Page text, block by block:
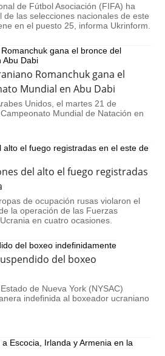
de Fútbol Asociación (FIFA) ha
de las selecciones nacionales de este
en el puesto 25, informa Ukrinform.
Romanchuk gana el
Mundial en Abu Dabi
Unidos, el martes 21 de
Mundial de Natación en
del alto el fuego registradas
de ocupación rusas violaron el
la operación de las Fuerzas
en cuatro ocasiones.
del boxeo
de Nueva York (NYSAC)
indefinida al boxeador ucraniano